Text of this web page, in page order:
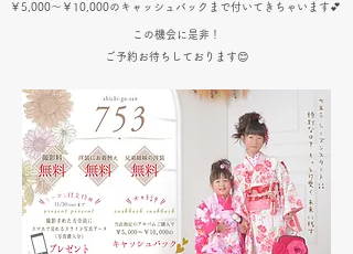
￥5,000～￥10,000のキャッシュバックまで付いてきちゃいます💕
この機会に是非！
ご予約お待ちしております😊